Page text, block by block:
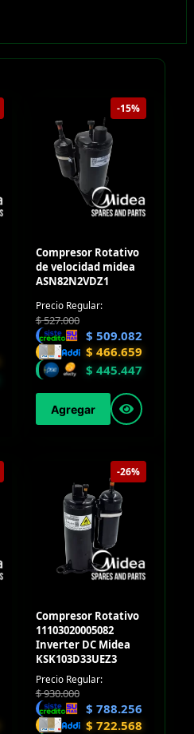
-15%
Compresor Rotativo
de velocidad midea
ASN82N2VDZ1
Precio Regular:
$527.000
$ 509.082
$ 466.659
$ 445.447
Agregar
-26%
Compresor Rotativo
11103020005082
Inverter DC Midea
KSK103D33UEZ3
Precio Regular:
$930.000
$ 788.256
$ 722.568